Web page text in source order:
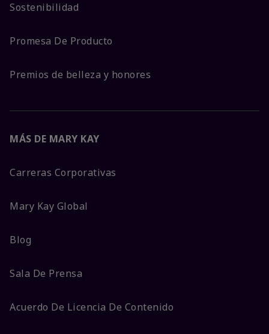
Sostenibilidad
Promesa De Producto
Premios de belleza y honores
MÁS DE MARY KAY
Carreras Corporativas
Mary Kay Global
Blog
Sala De Prensa
Acuerdo De Licencia De Contenido